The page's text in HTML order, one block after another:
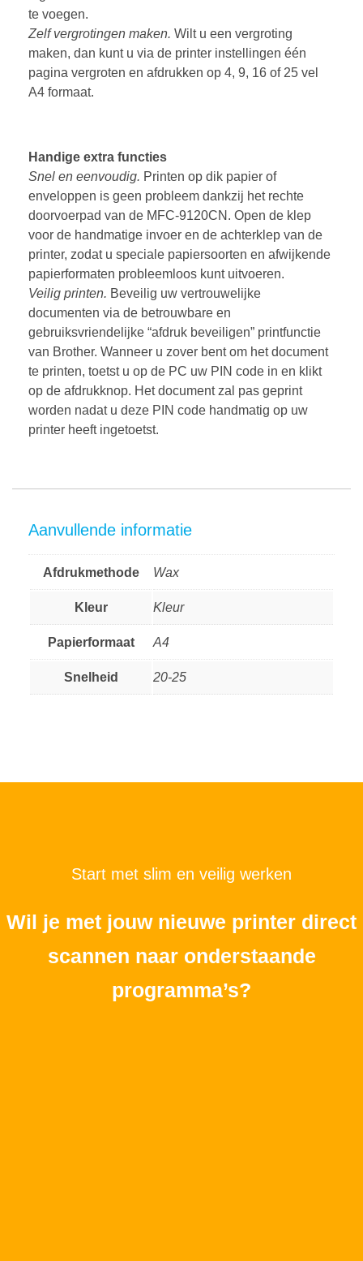
te voegen.
Zelf vergrotingen maken. Wilt u een vergroting
maken, dan kunt u via de printer instellingen één
pagina vergroten en afdrukken op 4, 9, 16 of 25 vel
A4 formaat.
Handige extra functies
Snel en eenvoudig. Printen op dik papier of
enveloppen is geen probleem dankzij het rechte
doorvoerpad van de MFC-9120CN. Open de klep
voor de handmatige invoer en de achterklep van de
printer, zodat u speciale papiersoorten en afwijkende
papierformaten probleemloos kunt uitvoeren.
Veilig printen. Beveilig uw vertrouwelijke
documenten via de betrouwbare en
gebruiksvriendelijke “afdruk beveiligen” printfunctie
van Brother. Wanneer u zover bent om het document
te printen, toetst u op de PC uw PIN code in en klikt
op de afdrukknop. Het document zal pas geprint
worden nadat u deze PIN code handmatig op uw
printer heeft ingetoetst.
Aanvullende informatie
Afdrukmethode Wax
Kleur Kleur
Papierformaat A4
Snelheid 20-25
Start met slim en veilig werken
Wil je met jouw nieuwe printer direct
scannen naar onderstaande
programma’s?